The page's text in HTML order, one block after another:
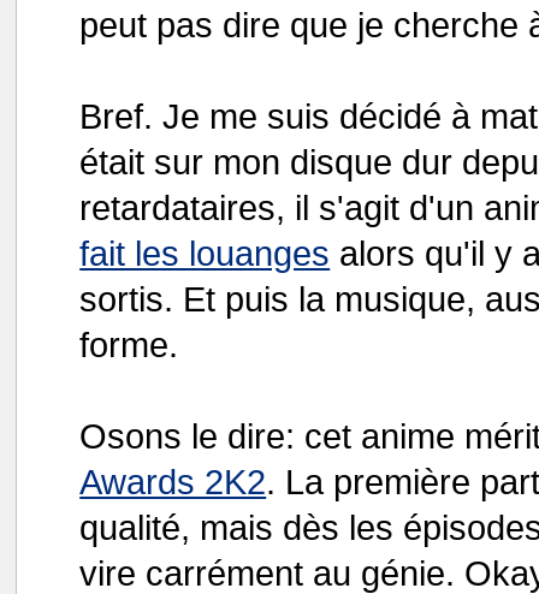
peut pas dire que je cherche
Bref. Je me suis décidé à
était sur mon disque dur
retardataires, il s'agit d'un
fait les louanges alors qu'il y
sortis. Et puis la musique,
forme.
Osons le dire: cet anime
Awards 2K2. La première
qualité, mais dès les
vire carrément au génie.